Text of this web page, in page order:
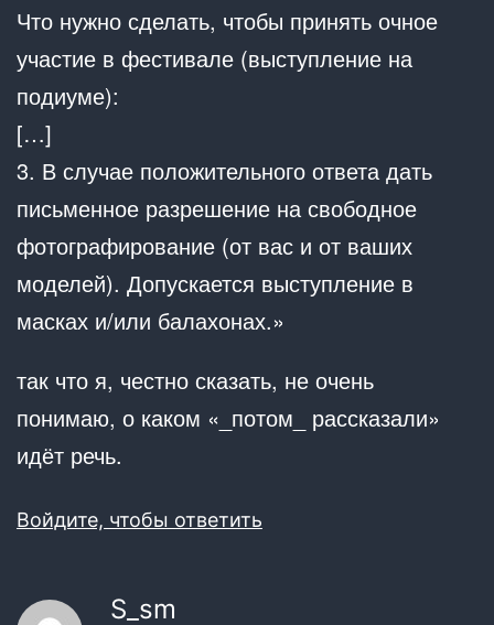
Что нужно сделать, чтобы принять очное
участие в фестивале (выступление на
подиуме):
[…]
3. В случае положительного ответа дать
письменное разрешение на свободное
фотографирование (от вас и от ваших
моделей). Допускается выступление в
масках и/или балахонах.»
так что я, честно сказать, не очень
понимаю, о каком «_потом_ рассказали»
идёт речь.
Войдите, чтобы ответить
S_sm